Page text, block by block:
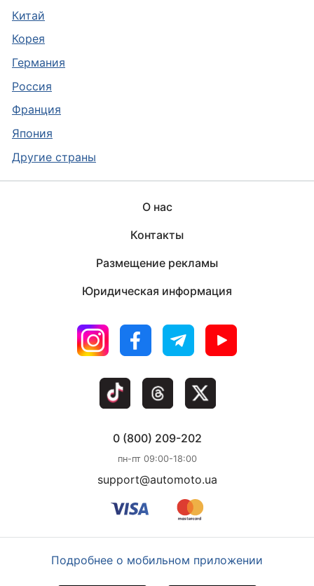
Китай
Корея
Германия
Россия
Франция
Япония
Другие страны
О нас
Контакты
Размещение рекламы
Юридическая информация
0 (800) 209-202
пн-пт 09:00-18:00
support@automoto.ua
Подробнее о мобильном приложении